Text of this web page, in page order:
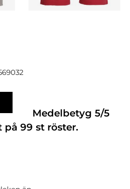
Medelbetyg5/5
på 99 st röster.